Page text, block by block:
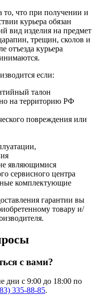
что при получении и
курьера обязан
вид изделия на предмет
трещин, сколов и
отъезда курьера
если:
талон
на территорию РФ
повреждения или
являющимися
сервисного центра
комплектующие
гарантии вы
товару и/
с вами?
дни с 9:00 до 18:00 по
335-88-85.